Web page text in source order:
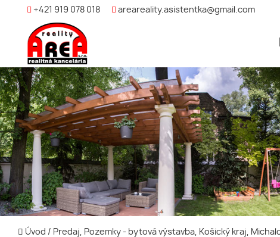
+421 919 078 018 areareality.asistentka@gmail.com
Úvod / Predaj, Pozemky - bytová výstavba, Košický kraj,